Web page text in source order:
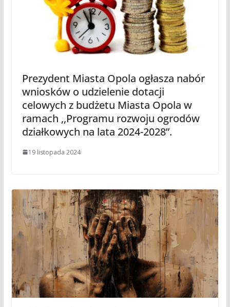
Prezydent Miasta Opola ogłasza nabór
wniosków o udzielenie dotacji
celowych z budżetu Miasta Opola w
ramach ,,Programu rozwoju ogrodów
działkowych na lata 2024-2028”.
19 listopada 2024